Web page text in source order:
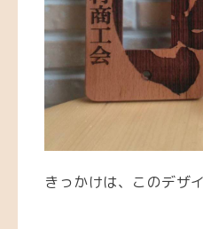
きっかけは、このデザ